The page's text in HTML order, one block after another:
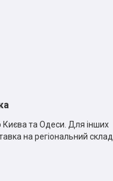
та Одеси. Для інших
на регіональний склад